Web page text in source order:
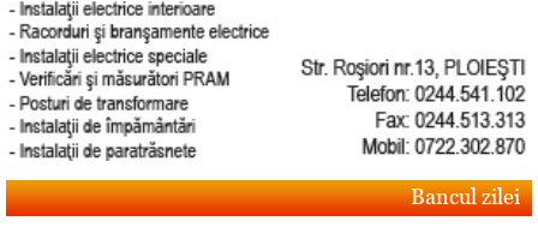
Bancul zilei